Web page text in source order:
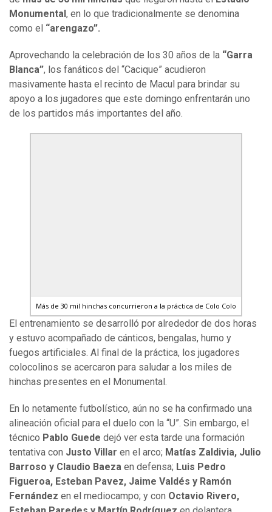
Monumental , en lo que tradicionalmente se denomina
como el “arengazo”.
Aprovechando la celebración de los 30 años de la “Garra
Blanca”, los fanáticos del “Cacique” acudieron
masivamente hasta el recinto de Macul para brindar su
apoyo a los jugadores que este domingo enfrentarán uno
de los partidos más importantes del año.
Más de 30 mil hinchas concurrieron a la práctica de Colo Colo
El entrenamiento se desarrolló por alrededor de dos horas
y estuvo acompañado de cánticos, bengalas, humo y
fuegos artificiales. Al final de la práctica, los jugadores
colocolinos se acercaron para saludar a los miles de
hinchas presentes en el Monumental.
En lo netamente futbolístico, aún no se ha confirmado una
alineación oficial para el duelo con la “U”. Sin embargo, el
técnico Pablo Guede dejó ver esta tarde una formación
tentativa con Justo Villar en el arco; Matías Zaldivia, Julio
Barroso y Claudio Baeza en defensa; Luis Pedro
Figueroa, Esteban Pavez, Jaime Valdés y Ramón
Fernández en el mediocampo; y con Octavio Rivero,